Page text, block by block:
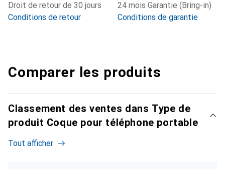
Droit de retour de 30 jours
Conditions de retour
24 mois Garantie (Bring-in)
Conditions de garantie
Comparer les produits
Classement des ventes dans Type de
produit Coque pour téléphone portable
Tout afficher